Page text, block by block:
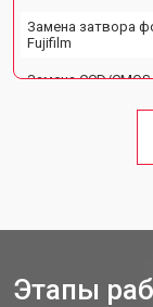
Замена затвора
Fujifilm
Замена CCD/
Этапы